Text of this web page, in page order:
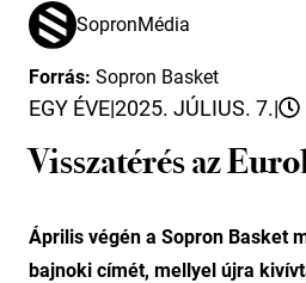
SopronMédia
Forrás: Sopron Basket
EGY ÉVE|2025. JÚLIUS. 7.|
Visszatérés az
Április végén a Sopron Basket
bajnoki címét, mellyel újra